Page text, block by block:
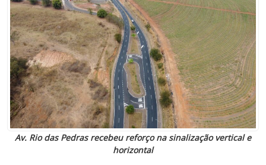
Av. Rio das Pedras recebeu reforço na sinalização vertical e
horizontal